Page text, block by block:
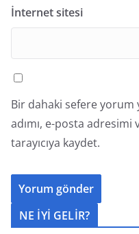
İnternet sitesi
Bir dahaki sefere yorum
adımı, e-posta
tarayıcıya kaydet.
NE İYİ GELİR?